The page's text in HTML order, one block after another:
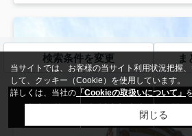
検索条件を変更 ま
来店予約 無料売却査定 お問
当サイトでは、お客様の当サイト利用状況把握
して、クッキー（Cookie）を使用しています。
詳しくは、当社の 「Cookieの取扱いについて」
閉じる